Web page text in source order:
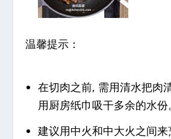
温馨提示：
在切肉之前, 需用清水把肉
用厨房纸巾吸干多余的水份。
建议用中火和中大火之间来